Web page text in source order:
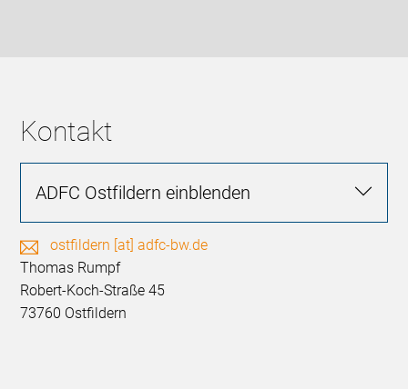
Kontakt
ADFC Ostfildern
ostfildern [at] adfc-bw.de
Thomas Rumpf
Robert-Koch-Straße 45
73760 Ostfildern